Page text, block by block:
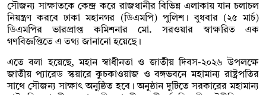
সৌজন্য সাক্ষাতকে কেন্দ্র করে রাজধানীর বিভিন্ন এলাকায় যান চলাচল
নিয়ন্ত্রণ করবে ঢাকা মহানগর (ডিএমপি) পুলিশ। বুধবার (২৫ মার্চ)
ডিএমপির ভারপ্রাপ্ত কমিশনার মো. সরওয়ার স্বাক্ষরিত এক
গণবিজ্ঞপ্তিতে এ তথ্য জানানো হয়েছে।
এতে বলা হয়েছে, মহান স্বাধীনতা ও জাতীয় দিবস-২০২৬ উপলক্ষে
জাতীয় প্যারেড স্কয়ারে কুচকাওয়াজ ও বঙ্গভবনে মহামান্য রাষ্ট্রপতির
সাথে সৌজন্য সাক্ষাৎ অনুষ্ঠিত হবে। অনুষ্ঠান দুটিতে সরকারের মহামান্য